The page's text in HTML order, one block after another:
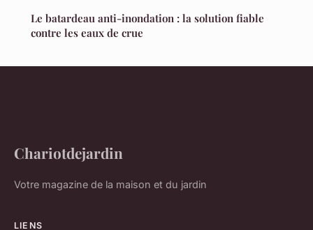
Le batardeau anti-inondation : la solution fiable
contre les eaux de crue
Chariotdejardin
Votre magazine de la maison et du jardin
LIENS